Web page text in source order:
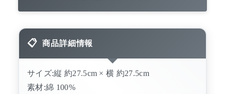
商品詳細情報
サイズ:縦 約27.5cm × 横 約27.5cm
素材:綿 100%